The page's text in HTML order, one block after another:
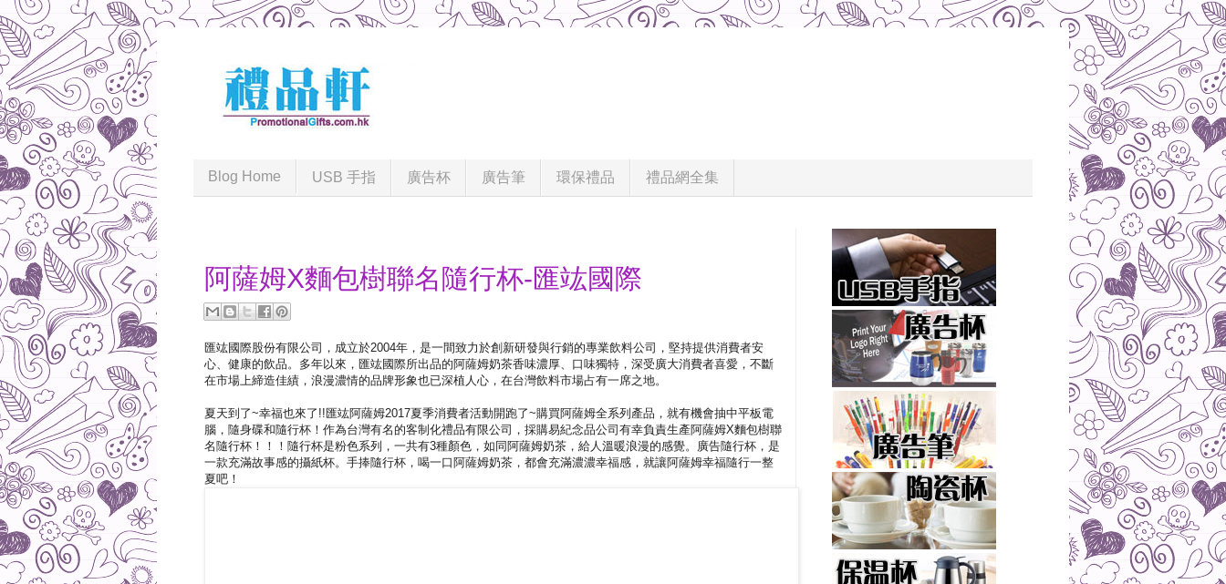
Blog Home USB 手指 廣告杯 廣告筆 環保禮品 禮品網全集
阿薩姆X麵包樹聯名隨行杯-匯竑國際
匯竑國際股份有限公司，成立於2004年，是一間致力於創新研發與行銷的專業飲料公司，堅持提供消費者安
心、健康的飲品。多年以來，匯竑國際所出品的阿薩姆奶茶香味濃厚、口味獨特，深受廣大消費者喜愛，不斷
在市場上締造佳績，浪漫濃情的品牌形象也已深植人心，在台灣飲料市場占有一席之地。
夏天到了~幸福也來了!!匯竑阿薩姆2017夏季消費者活動開跑了~購買阿薩姆全系列產品，就有機會抽中平板電
腦，隨身碟和隨行杯！作為台灣有名的客制化禮品有限公司，採購易紀念品公司有幸負責生產阿薩姆X麵包樹聯
名隨行杯！！！隨行杯是粉色系列，一共有3種顏色，如同阿薩姆奶茶，給人溫暖浪漫的感覺。廣告隨行杯，是
一款充滿故事感的攝紙杯。手捧隨行杯，喝一口阿薩姆奶茶，都會充滿濃濃幸福感，就讓阿薩姆幸福隨行一整
夏吧！